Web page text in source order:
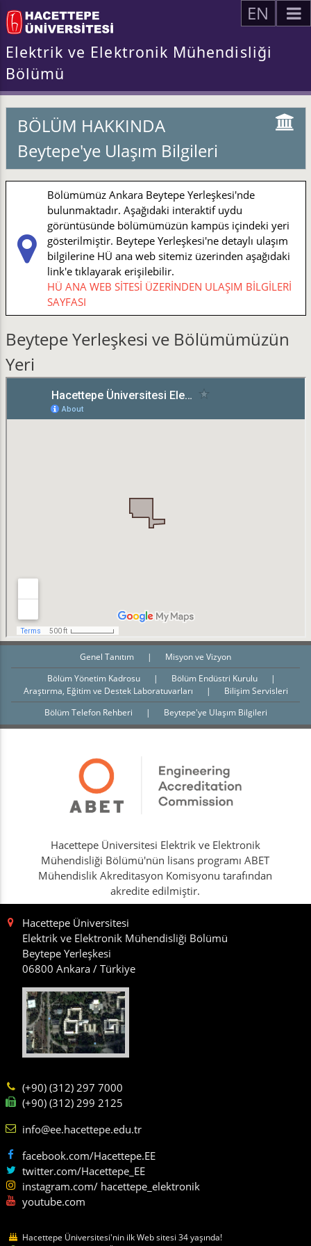
EN
Elektrik ve Elektronik Mühendisliği
Bölümü
BÖLÜM HAKKINDA
Beytepe'ye Ulaşım Bilgileri
Bölümümüz Ankara Beytepe Yerleşkesi'nde
bulunmaktadır. Aşağıdaki interaktif uydu
görüntüsünde bölümümüzün kampüs içindeki yeri
gösterilmiştir. Beytepe Yerleşkesi'ne detaylı ulaşım
bilgilerine HÜ ana web sitemiz üzerinden aşağıdaki
link'e tıklayarak erişilebilir.
HÜ ANA WEB SİTESİ ÜZERİNDEN ULAŞIM BİLGİLERİ
SAYFASI
Beytepe Yerleşkesi ve Bölümümüzün
Yeri
Genel Tanıtım |
Misyon ve Vizyon
Bölüm Yönetim Kadrosu
| Bölüm Endüstri Kurulu
|
Araştırma, Eğitim ve Destek Laboratuvarları
|
Bilişim Servisleri
Bölüm Telefon Rehberi
| Beytepe'ye Ulaşım Bilgileri
Hacettepe Üniversitesi Elektrik ve Elektronik
Mühendisliği Bölümü'nün lisans programı ABET
Mühendislik Akreditasyon Komisyonu tarafından
akredite edilmiştir.
Hacettepe Üniversitesi
Elektrik ve Elektronik Mühendisliği Bölümü
Beytepe Yerleşkesi
06800 Ankara / Türkiye
(+90) (312) 297 7000
(+90) (312) 299 2125
info@ee.hacettepe.edu.tr
facebook.com/Hacettepe.EE
twitter.com/Hacettepe_EE
instagram.com/ hacettepe_elektronik
youtube.com
Hacettepe Üniversitesi'nin ilk Web sitesi 34 yaşında!